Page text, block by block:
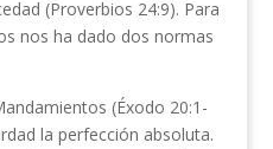
(Proverbios 24:9). Para
nos ha dado dos normas
(Éxodo 20:1-
la perfección absoluta.